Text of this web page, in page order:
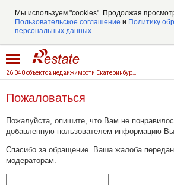
Мы используем "cookies". Продолжая
Пользовательское соглашение и Политику
персональных данных.
Пожаловаться
Пожалуйста, опишите, что Вам не
добавленную пользователем информацию
Спасибо за обращение. Ваша жалоба
модераторам.